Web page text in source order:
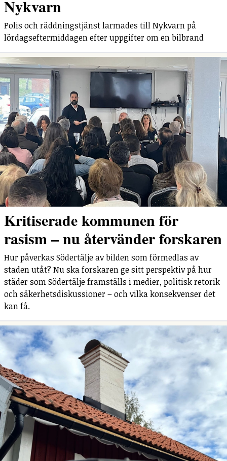
Nykvarn
Polis och räddningstjänst larmades till Nykvarn på
lördagseftermiddagen efter uppgifter om en bilbrand
Kritiserade kommunen för
rasism – nu återvänder forskaren
Hur påverkas Södertälje av bilden som förmedlas av
staden utåt? Nu ska forskaren ge sitt perspektiv på hur
städer som Södertälje framställs i medier, politisk retorik
och säkerhetsdiskussioner – och vilka konsekvenser det
kan få.